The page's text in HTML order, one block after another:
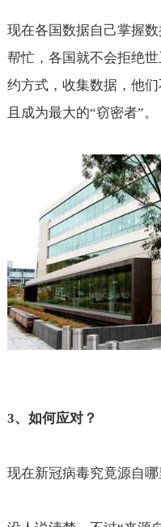
现在各国数据自己掌握
帮忙，各国就不会拒绝
约方式，收集数据，他
且成为最大的“窃密者”。
3、如何应对？
现在新冠病毒究竟源自哪